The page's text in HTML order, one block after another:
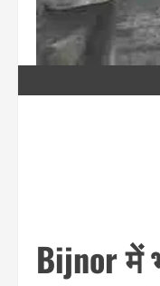
Bijnor में